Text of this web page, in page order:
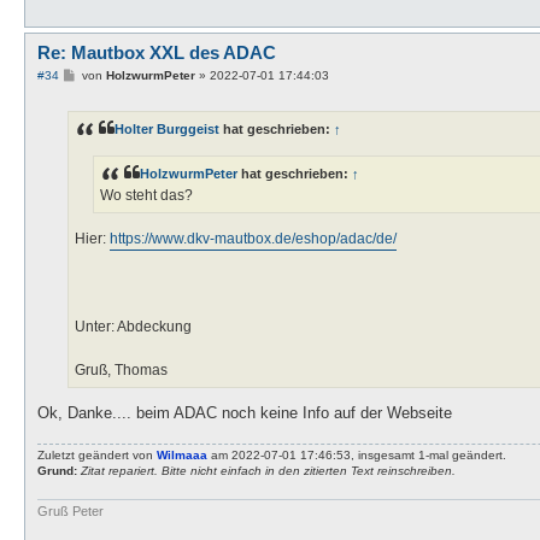
Re: Mautbox XXL des ADAC
#34
B
r
von HolzwurmPeter» 2022-07-01 17:44:03
Holter Burggeist hat geschrieben: ↑
HolzwurmPeterhat geschrieben: ↑
Wo steht das?
Hier: https://www.dkv-mautbox.de/eshop/adac/de/
Unter: Abdeckung
Gruß, Thomas
Ok, Danke.... beim ADAC noch keine Info auf der Webseite
Zuletzt geändert von Wilmaaa am 2022-07-01 17:46:53, insgesamt 1-mal geändert.
Grund: Zitat repariert. Bitte nicht einfach in den zitierten Text reinschreiben.
Gruß Peter